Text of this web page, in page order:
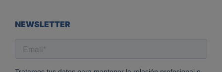
NEWSLETTER